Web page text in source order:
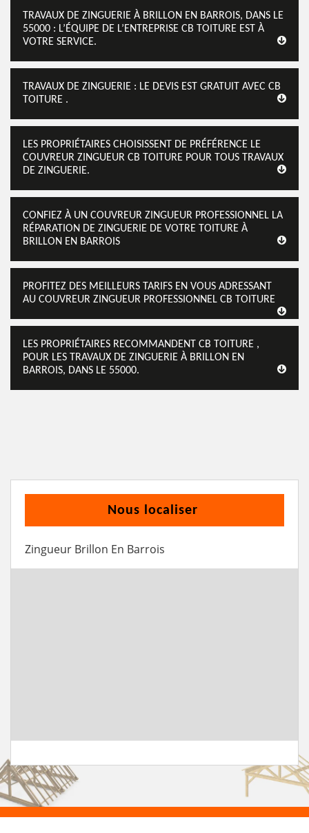
TRAVAUX DE ZINGUERIE À BRILLON EN BARROIS, DANS LE
55000 : L’ÉQUIPE DE L’ENTREPRISE CB TOITURE EST À
VOTRE SERVICE.
TRAVAUX DE ZINGUERIE : LE DEVIS EST GRATUIT AVEC CB
TOITURE .
LES PROPRIÉTAIRES CHOISISSENT DE PRÉFÉRENCE LE
COUVREUR ZINGUEUR CB TOITURE POUR TOUS TRAVAUX
DE ZINGUERIE.
CONFIEZ À UN COUVREUR ZINGUEUR PROFESSIONNEL LA
RÉPARATION DE ZINGUERIE DE VOTRE TOITURE À
BRILLON EN BARROIS
PROFITEZ DES MEILLEURS TARIFS EN VOUS ADRESSANT
AU COUVREUR ZINGUEUR PROFESSIONNEL CB TOITURE
LES PROPRIÉTAIRES RECOMMANDENT CB TOITURE ,
POUR LES TRAVAUX DE ZINGUERIE À BRILLON EN
BARROIS, DANS LE 55000.
Nous localiser
Zingueur Brillon En Barrois